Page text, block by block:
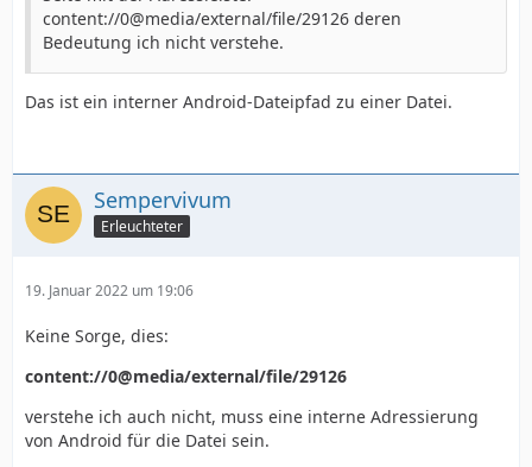
content://0@media/external/file/29126 deren
Bedeutung ich nicht verstehe.
Das ist ein interner Android-Dateipfad zu einer Datei.
Sempervivum
Erleuchteter
19. Januar 2022 um 19:06
Keine Sorge, dies:
content://0@media/external/file/29126
verstehe ich auch nicht, muss eine interne Adressierung
von Android für die Datei sein.